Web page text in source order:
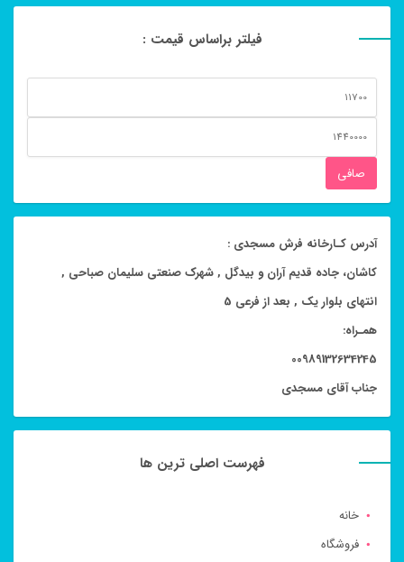
فیلتر براساس قیمت :
قیمت
قيمت
صافی
آدرس کـارخانه فرش مسجدی :
کاشان، جاده قدیم آران و بیدگل , شهرک صنعتی سلیمان صباحی ,
انتهای بلوار یک , بعد از فرعی 5
همـراه:
00989132634245
جناب آقای مسجدی
فهرست اصلی ترین ها
خانه
فروشگاه